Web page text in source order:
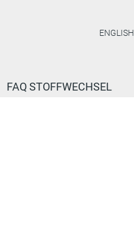
ENGLISH
FAQ STOFFWECHSEL